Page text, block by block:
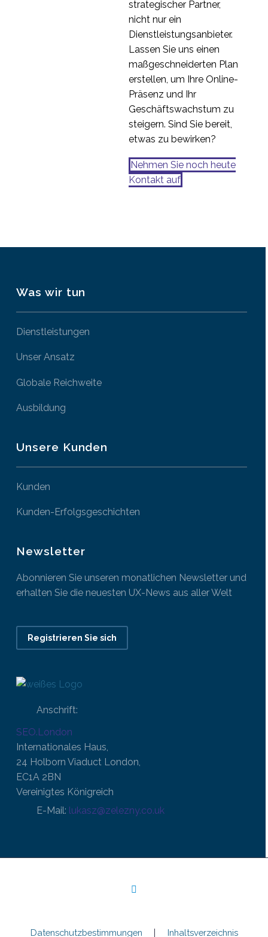
Hypotheken-Journey
0
strategischer Partner,
nicht nur ein
Dienstleistungsanbieter.
Lassen Sie uns einen
maßgeschneiderten Plan
erstellen, um Ihre Online-
Präsenz und Ihr
Geschäftswachstum zu
steigern. Sind Sie bereit,
etwas zu bewirken?
Nehmen Sie noch heute
Kontakt auf
Was wir tun
Dienstleistungen
Unser Ansatz
Globale Reichweite
Ausbildung
Unsere Kunden
Kunden
Kunden-Erfolgsgeschichten
Newsletter
Abonnieren Sie unseren monatlichen Newsletter und
erhalten Sie die neuesten UX-News aus aller Welt
Registrieren Sie sich
Anschrift:
SEO.London
Internationales Haus,
24 Holborn Viaduct London,
EC1A 2BN
Vereinigtes Königreich
E-Mail: lukasz@zelezny.co.uk
Datenschutzbestimmungen Inhaltsverzeichnis